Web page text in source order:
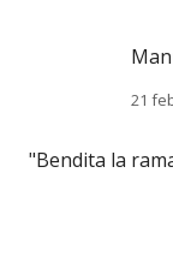
21
"Bendita la